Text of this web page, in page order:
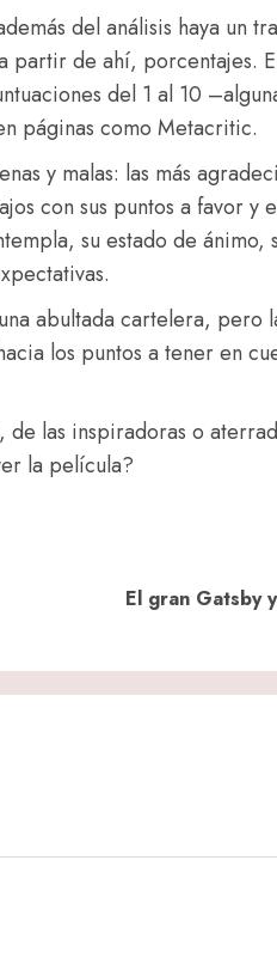
del análisis haya un
de ahí, porcentajes.
del 1 al 10
páginas como Metacritic.
y malas: las más
con sus puntos a favor y
su estado de
abultada cartelera, pero
los puntos a tener en
las inspiradoras o
la película?
El gran Gatsby